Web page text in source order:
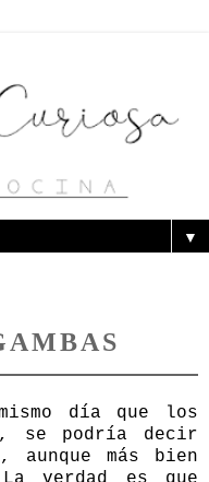
▼
día que los
se podría decir
aunque más bien